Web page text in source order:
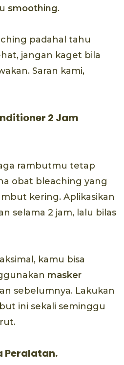
smoothing.
padahal tahu
jangan kaget bila
Saran kami,
2 Jam
rambutmu tetap
obat bleaching yang
kering. Aplikasikan
selama 2 jam, lalu bilas
kamu bisa
masker
sebelumnya. Lakukan
ini sekali seminggu
Peralatan.